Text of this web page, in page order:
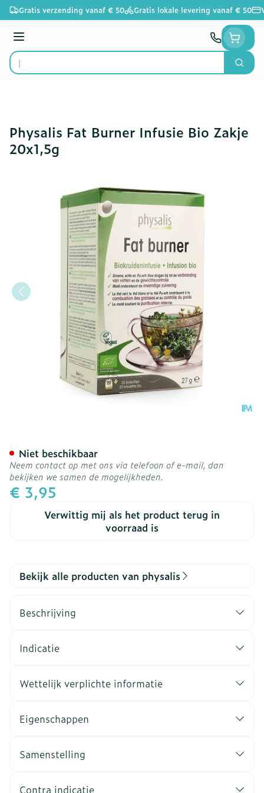
Ga naar de inhoud
Gratis verzending vanaf € 50 Gratis lokale levering vanaf € 50
Menu
Product, merk, categorie...
Zoek
Physalis Fat Burner Infusie Bio Zakje
20x1,5g
€ 3,95
Verwittig mij als het product terug in
voorraad is
Niet beschikbaar
Neem contact op met ons via telefoon of e-mail, dan
bekijken we samen de mogelijkheden.
Bekijk alle producten van physalis
Beschrijving
Indicatie
Wettelijk verplichte informatie
Eigenschappen
Samenstelling
Contra indicatie